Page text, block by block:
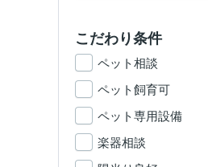
こだわり条件
ペット相談
ペット飼育可
ペット専用設備
楽器相談